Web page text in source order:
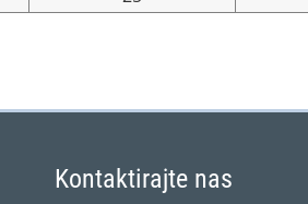
Kontaktirajte nas